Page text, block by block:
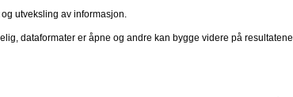
utveksling av informasjon.
dataformater er åpne og andre kan bygge videre på resultatene.